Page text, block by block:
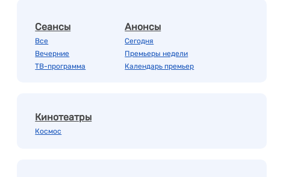
Сеансы
Все
Вечерние
ТВ-программа
Анонсы
Сегодня
Премьеры недели
Календарь премьер
Кинотеатры
Космос